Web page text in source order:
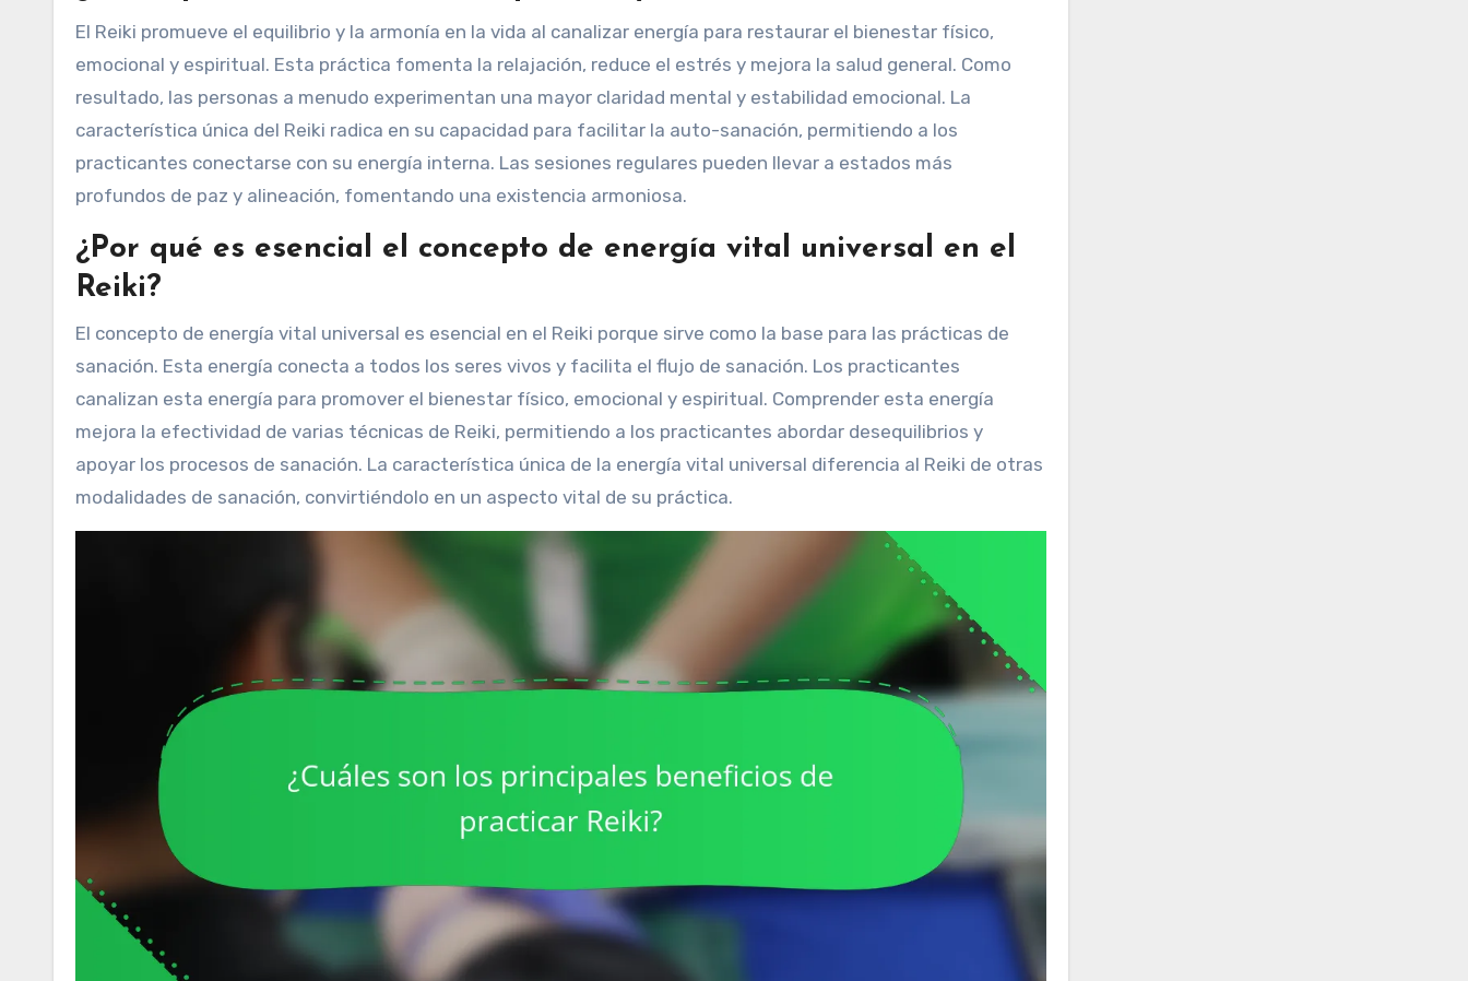
El Reiki promueve el equilibrio y la armonía en la vida al canalizar energía para restaurar el bienestar físico,
emocional y espiritual. Esta práctica fomenta la relajación, reduce el estrés y mejora la salud general. Como
resultado, las personas a menudo experimentan una mayor claridad mental y estabilidad emocional. La
característica única del Reiki radica en su capacidad para facilitar la auto-sanación, permitiendo a los
practicantes conectarse con su energía interna. Las sesiones regulares pueden llevar a estados más
profundos de paz y alineación, fomentando una existencia armoniosa.
¿Por qué es esencial el concepto de energía vital universal en el
Reiki?
El concepto de energía vital universal es esencial en el Reiki porque sirve como la base para las prácticas de
sanación. Esta energía conecta a todos los seres vivos y facilita el flujo de sanación. Los practicantes
canalizan esta energía para promover el bienestar físico, emocional y espiritual. Comprender esta energía
mejora la efectividad de varias técnicas de Reiki, permitiendo a los practicantes abordar desequilibrios y
apoyar los procesos de sanación. La característica única de la energía vital universal diferencia al Reiki de otras
modalidades de sanación, convirtiéndolo en un aspecto vital de su práctica.